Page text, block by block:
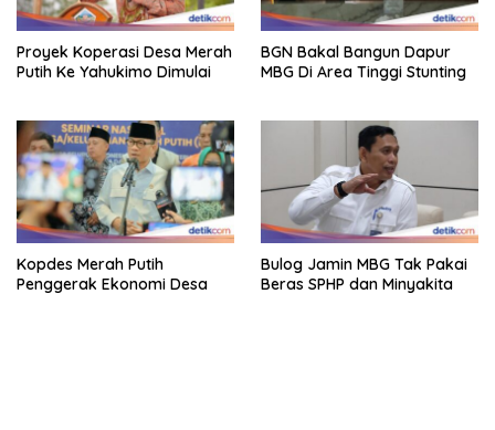
Proyek Koperasi Desa Merah
Putih Ke Yahukimo Dimulai
BGN Bakal Bangun Dapur
MBG Di Area Tinggi Stunting
Kopdes Merah Putih
Penggerak Ekonomi Desa
Bulog Jamin MBG Tak Pakai
Beras SPHP dan Minyakita